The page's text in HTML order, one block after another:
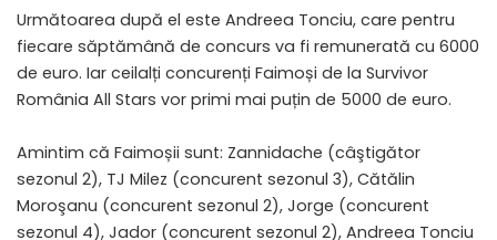
Următoarea după el este Andreea Tonciu, care pentru
fiecare săptămână de concurs va fi remunerată cu 6000
de euro. Iar ceilalți concurenți Faimoși de la Survivor
România All Stars vor primi mai puțin de 5000 de euro.
Amintim că Faimoșii sunt: Zannidache (câştigător
sezonul 2), TJ Milez (concurent sezonul 3), Cătălin
Moroşanu (concurent sezonul 2), Jorge (concurent
sezonul 4), Jador (concurent sezonul 2), Andreea Tonciu